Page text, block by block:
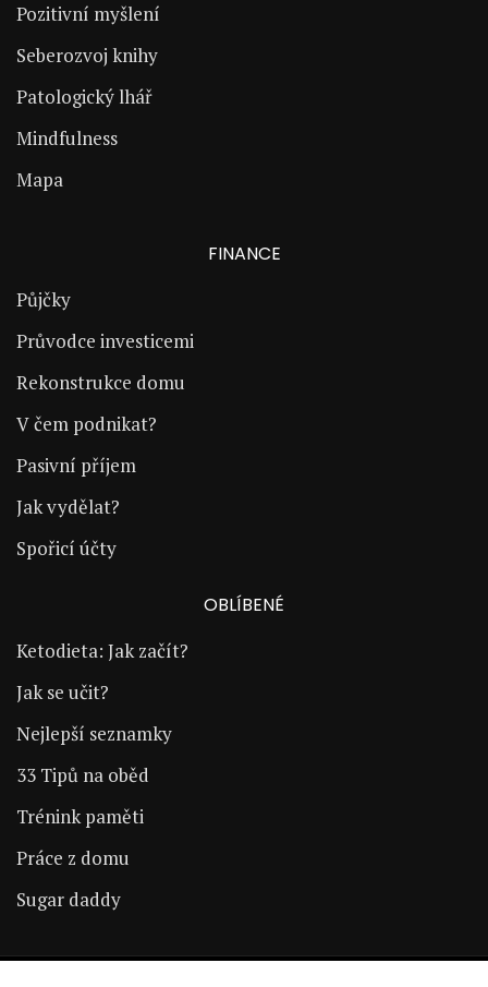
Pozitivní myšlení
Seberozvoj knihy
Patologický lhář
Mindfulness
Mapa
FINANCE
Půjčky
Průvodce investicemi
Rekonstrukce domu
V čem podnikat?
Pasivní příjem
Jak vydělat?
Spořicí účty
OBLÍBENÉ
Ketodieta: Jak začít?
Jak se učit?
Nejlepší seznamky
33 Tipů na oběd
Trénink paměti
Práce z domu
Sugar daddy